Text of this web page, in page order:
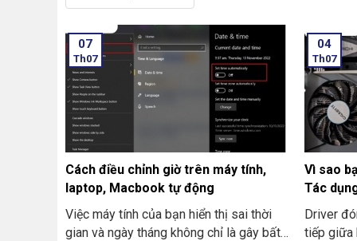
07
Th07
Cách điều chỉnh giờ trên máy tính,
laptop, Macbook tự động
Việc máy tính của bạn hiển thị sai thời
gian và ngày tháng không chỉ là gây bất
04
Th07
Vì sao
Tác
hình là gì?
Driver
tiếp giữa